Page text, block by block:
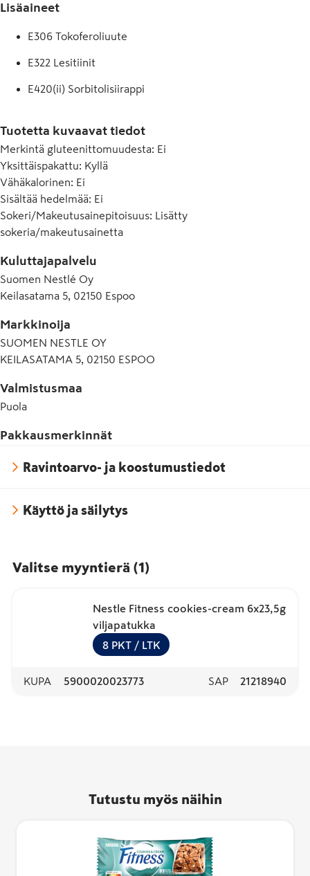
VEHNÄjauho 1,0%, luontaiset aromit, suola, riisijauho 0,3%,
(lesitiini), vähärasvainen kaakaojauhe* 0,1%, melassi,
(natriumbikarbonaatti), väri (karoteenit), vitamiinit (B3, B5, B2,
B6, B9). Saattaa sisältää PÄHKINÄÄ. *Rainforest Alliance-
Lisäaineet
E306 Tokoferoliuute
E322 Lesitiinit
E420(ii) Sorbitolisiirappi
E503(ii) Ammoniumvetykarbonaatti
Tuotetta kuvaavat tiedot
Merkintä gluteenittomuudesta: Ei
Yksittäispakattu: Kyllä
Vähäkalorinen: Ei
Sisältää hedelmää: Ei
Sokeri/Makeutusainepitoisuus: Lisätty
sokeria/makeutusainetta
Kuluttajapalvelu
Suomen Nestlé Oy
Keilasatama 5, 02150 Espoo
Markkinoija
SUOMEN NESTLE OY
KEILASATAMA 5, 02150 ESPOO
Valmistusmaa
Puola
Pakkausmerkinnät
Ravintoarvo- ja koostumustiedot
Käyttö ja säilytys
Valitse myyntierä (1 )
Nestle Fitness cookies-cream 6x23,5g
viljapatukka
8 PKT / LTK
KUPA 5900020023773 SAP 21218940
Tutustu myös näihin